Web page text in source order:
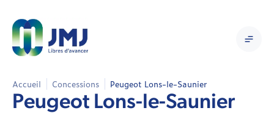
Accueil Concessions Peugeot Lons-le-Saunier
Peugeot Lons-le-Saunier